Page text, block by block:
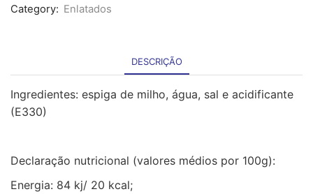
milho
Category: Enlatados
DESCRIÇÃO
Ingredientes: espiga de milho, água, sal e acidificante
(E330)
Declaração nutricional (valores médios por 100g):
Energia: 84 kj/ 20 kcal;